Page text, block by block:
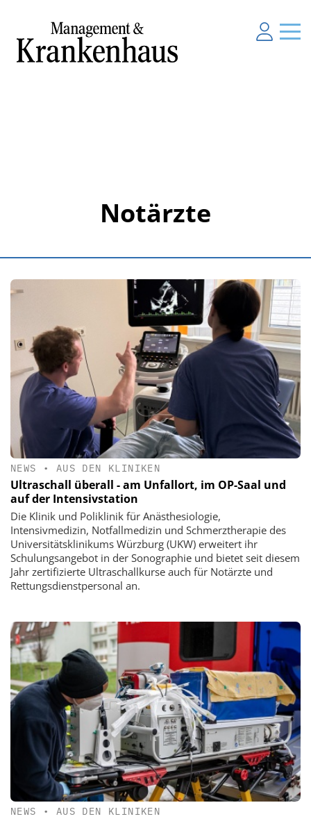
Notärzte
NEWS • AUS DEN KLINIKEN
Ultraschall überall - am Unfallort, im OP-Saal und
auf der Intensivstation
Die Klinik und Poliklinik für Anästhesiologie,
Intensivmedizin, Notfallmedizin und Schmerztherapie des
Universitätsklinikums Würzburg (UKW) erweitert ihr
Schulungsangebot in der Sonographie und bietet seit diesem
Jahr zertifizierte Ultraschallkurse auch für Notärzte und
Rettungsdienstpersonal an.
NEWS • AUS DEN KLINIKEN